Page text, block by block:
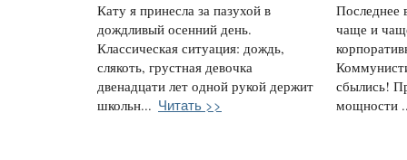
Кату я принесла за пазухой в
дождливый осенний день.
Классическая ситуация: дождь,
слякоть, грустная девочка
двенадцати лет одной рукой держит
школьн... Читать >>
Последнее
чаще и
сбылись!
мощности